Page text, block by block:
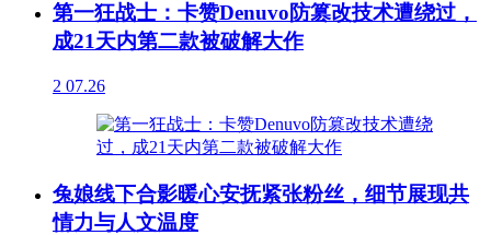
第一狂战士：卡赞Denuvo防篡改技术遭绕过，
成21天内第二款被破解大作
2 07.26
兔娘线下合影暖心安抚紧张粉丝，细节展现共
情力与人文温度